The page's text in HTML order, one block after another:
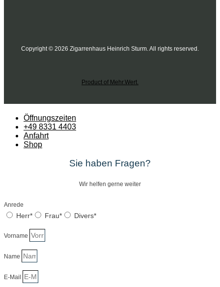
Copyright © 2026 Zigarrenhaus Heinrich Sturm. All rights reserved.
Product of Mehr.Wert.
Öffnungszeiten
+49 8331 4403
Anfahrt
Shop
Sie haben Fragen?
Wir helfen gerne weiter
Anrede
Herr* Frau* Divers*
Vorname
Name
E-Mail